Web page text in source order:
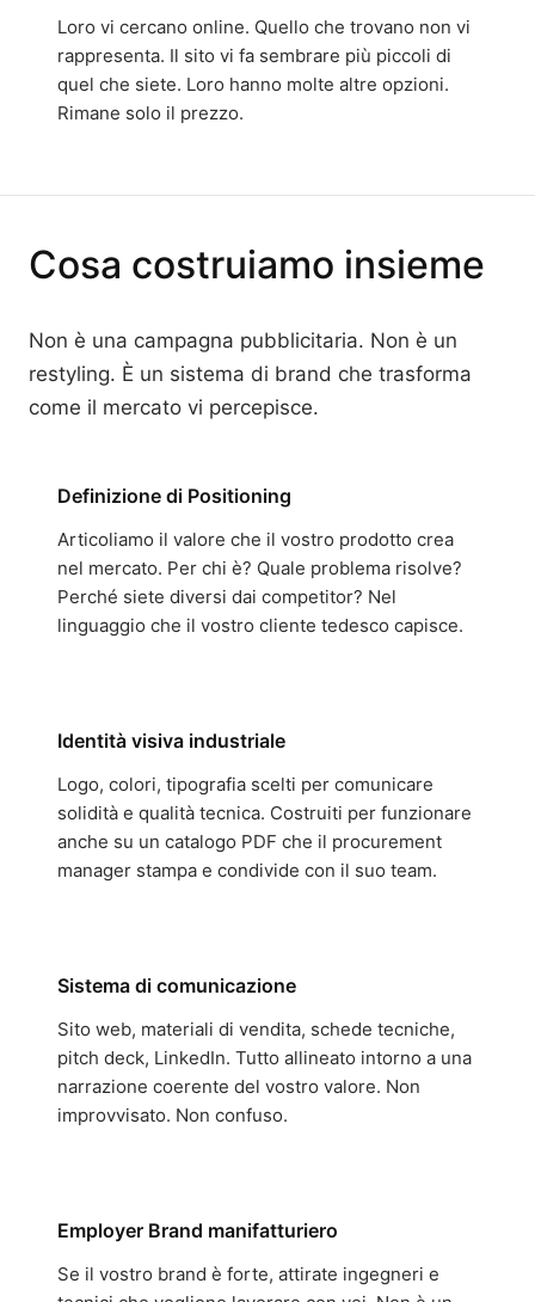
Loro vi cercano online. Quello che trovano non vi
rappresenta. Il sito vi fa sembrare più piccoli di
quel che siete. Loro hanno molte altre opzioni.
Rimane solo il prezzo.
Cosa costruiamo insieme
Non è una campagna pubblicitaria. Non è un
restyling. È un sistema di brand che trasforma
come il mercato vi percepisce.
Definizione di Positioning
Articoliamo il valore che il vostro prodotto crea
nel mercato. Per chi è? Quale problema risolve?
Perché siete diversi dai competitor? Nel
linguaggio che il vostro cliente tedesco capisce.
Identità visiva industriale
Logo, colori, tipografia scelti per comunicare
solidità e qualità tecnica. Costruiti per funzionare
anche su un catalogo PDF che il procurement
manager stampa e condivide con il suo team.
Sistema di comunicazione
Sito web, materiali di vendita, schede tecniche,
pitch deck, LinkedIn. Tutto allineato intorno a una
narrazione coerente del vostro valore. Non
improvvisato. Non confuso.
Employer Brand manifatturiero
Se il vostro brand è forte, attirate ingegneri e